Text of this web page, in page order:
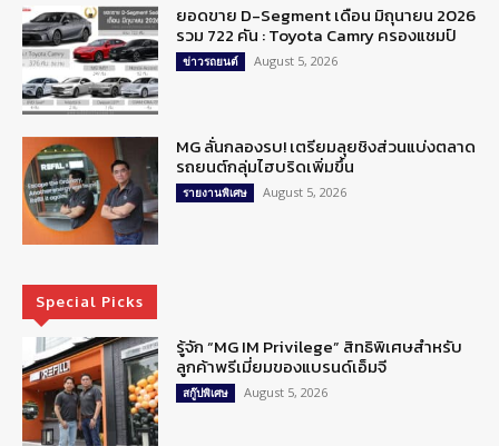
ยอดขาย D-Segment เดือน มิถุนายน 2026
รวม 722 คัน : Toyota Camry ครองแชมป์
ข่าวรถยนต์ August 5, 2026
MG ลั่นกลองรบ! เตรียมลุยชิงส่วนแบ่งตลาด
รถยนต์กลุ่มไฮบริดเพิ่มขึ้น
รายงานพิเศษ August 5, 2026
Special Picks
รู้จัก “MG IM Privilege” สิทธิพิเศษสำหรับ
ลูกค้าพรีเมี่ยมของแบรนด์เอ็มจี
สกู๊ปพิเศษ August 5, 2026